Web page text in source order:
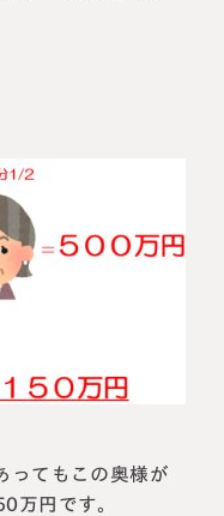
ってもこの奥様が
万円です。